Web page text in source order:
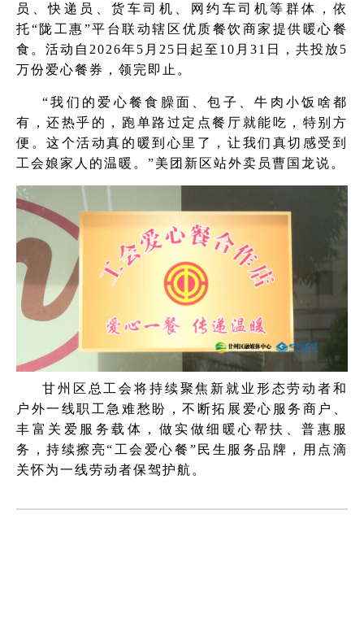
员、快递员、货车司机、网约车司机等群体，依
托“陇工惠”平台联动辖区优质餐饮商家提供暖心餐
食。活动自2026年5月25日起至10月31日，共投放5
万份爱心餐券，领完即止。
“我们的爱心餐食臊面、包子、牛肉小饭啥都
有，还热乎的，跑单路过定点餐厅就能吃，特别方
便。这个活动真的暖到心里了，让我们真切感受到
工会娘家人的温暖。”美团新区站外卖员曹国龙说。
甘州区总工会将持续聚焦新就业形态劳动者和
户外一线职工急难愁盼，不断拓展爱心服务商户、
丰富关爱服务载体，做实做细暖心帮扶、普惠服
务，持续擦亮“工会爱心餐”民生服务品牌，用点滴
关怀为一线劳动者保驾护航。